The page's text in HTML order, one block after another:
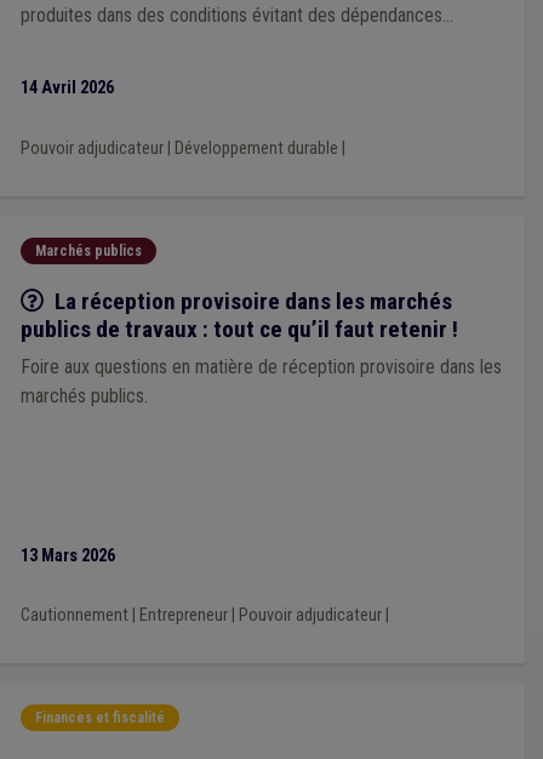
produites dans des conditions évitant des dépendances
14 Avril 2026
Pouvoir adjudicateur| Développement durable
Marchés publics
Q/R
La réception provisoire dans les marchés
publics de travaux : tout ce qu’il faut retenir !
Foire aux questions en matière de réception provisoire dans les
marchés publics.
13 Mars 2026
Cautionnement| Entrepreneur| Pouvoir adjudicateur|
Finances et fiscalité